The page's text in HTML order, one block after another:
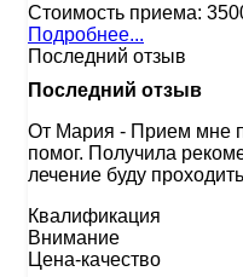
Стоимость приема:
Подробнее...
Последний отзыв
Последний отзыв
От Мария - Прием мне
помог. Получила
лечение буду
Квалификация
Внимание
Цена-качество